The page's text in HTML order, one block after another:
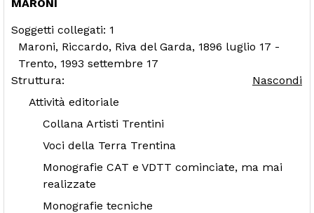
MARONI
Soggetti collegati: 1
Maroni, Riccardo, Riva del Garda, 1896 luglio 17 -
Trento, 1993 settembre 17
Nascondi
Struttura:
Attività editoriale
Collana Artisti Trentini
Voci della Terra Trentina
Monografie CAT e VDTT cominciate, ma mai
realizzate
Monografie tecniche